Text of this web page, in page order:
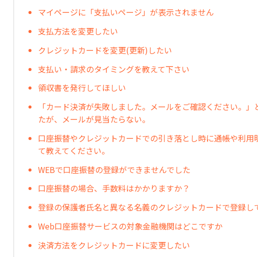
マイページに「支払いページ」が表示されません
支払方法を変更したい
クレジットカードを変更(更新)したい
支払い・請求のタイミングを教えて下さい
領収書を発行してほしい
「カード決済が失敗しました。メールをご確認ください。
たが、メールが見当たらない。
口座振替やクレジットカードでの引き落とし時に通帳や利
て教えてください。
WEBで口座振替の登録ができませんでした
口座振替の場合、手数料はかかりますか？
登録の保護者氏名と異なる名義のクレジットカードで登録し
Web口座振替サービスの対象金融機関はどこですか
決済方法をクレジットカードに変更したい